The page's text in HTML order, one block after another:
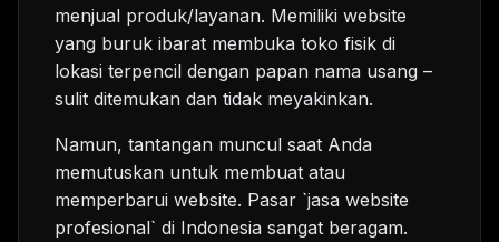
menjual produk/layanan. Memiliki website
yang buruk ibarat membuka toko fisik di
lokasi terpencil dengan papan nama usang –
sulit ditemukan dan tidak meyakinkan.
Namun, tantangan muncul saat Anda
memutuskan untuk membuat atau
memperbarui website. Pasar `jasa website
profesional` di Indonesia sangat beragam.